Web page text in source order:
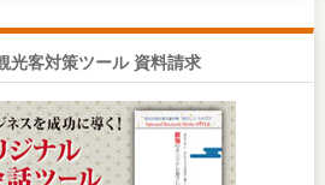
光客対策ツール 資料請求